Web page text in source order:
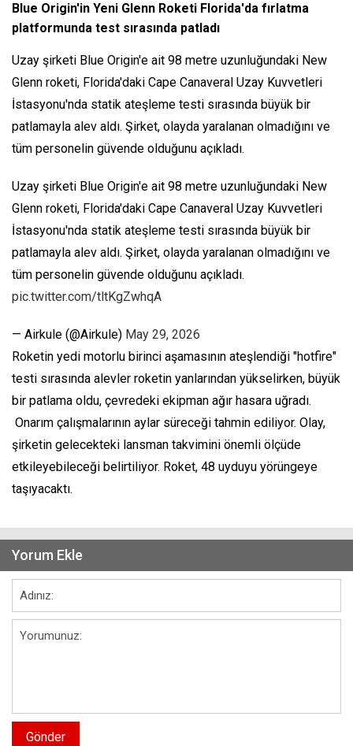
Blue Origin'in Yeni Glenn Roketi Florida'da fırlatma
platformunda test sırasında patladı
Uzay şirketi Blue Origin'e ait 98 metre uzunluğundaki New
Glenn roketi, Florida'daki Cape Canaveral Uzay Kuvvetleri
İstasyonu'nda statik ateşleme testi sırasında büyük bir
patlamayla alev aldı. Şirket, olayda yaralanan olmadığını ve
tüm personelin güvende olduğunu açıkladı.
Uzay şirketi Blue Origin'e ait 98 metre uzunluğundaki New
Glenn roketi, Florida'daki Cape Canaveral Uzay Kuvvetleri
İstasyonu'nda statik ateşleme testi sırasında büyük bir
patlamayla alev aldı. Şirket, olayda yaralanan olmadığını ve
tüm personelin güvende olduğunu açıkladı.
pic.twitter.com/tltKgZwhqA
— Airkule (@Airkule) May 29, 2026
Roketin yedi motorlu birinci aşamasının ateşlendiği "hotfire"
testi sırasında alevler roketin yanlarından yükselirken, büyük
bir patlama oldu, çevredeki ekipman ağır hasara uğradı.
Onarım çalışmalarının aylar süreceği tahmin ediliyor. Olay,
şirketin gelecekteki lansman takvimini önemli ölçüde
etkileyebileceği belirtiliyor. Roket, 48 uyduyu yörüngeye
taşıyacaktı.
Yorum Ekle
Gönder